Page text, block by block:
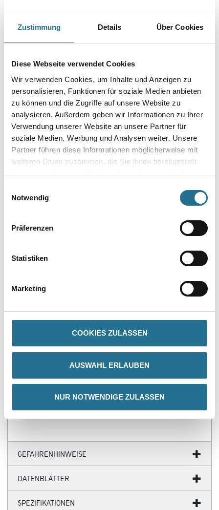
Zustimmung Details Über Cookies
Diese Webseite verwendet Cookies
Wir verwenden Cookies, um Inhalte und Anzeigen zu
personalisieren, Funktionen für soziale Medien anbieten
zu können und die Zugriffe auf unsere Website zu
analysieren. Außerdem geben wir Informationen zu Ihrer
Verwendung unserer Website an unsere Partner für
soziale Medien, Werbung und Analysen weiter. Unsere
Partner führen diese Informationen möglicherweise mit
weiteren Daten zusammen, die Sie ihnen bereitgestellt
haben oder die sie im Rahmen Ihrer Nutzung der Dienste
Notwendig
Präferenzen
Statistiken
Marketing
COOKIES ZULASSEN
AUSWAHL ERLAUBEN
NUR NOTWENDIGE ZULASSEN
Breite in centimeter
Gebinde
Umrechnungsfaktoren
- Ihre individuellen Wandabmessungen
- Hochwertige Trägermaterialien
- Zertifizierte Faservliese
- Brandschutzgeprüft nach EU-Norm
- Umweltfreundliche Latexfarben
GEFAHRENHINWEISE
DATENBLÄTTER
SPEZIFIKATIONEN